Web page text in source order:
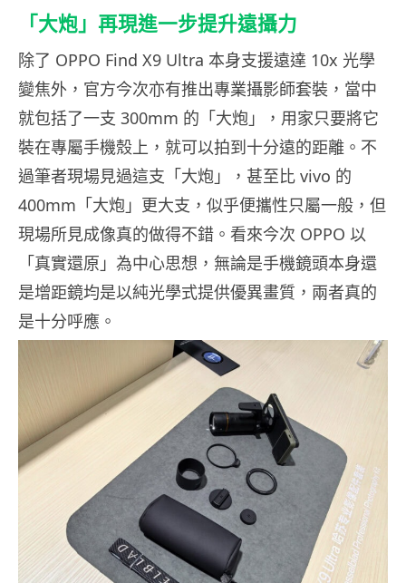
「大炮」再現進一步提升遠攝力
除了 OPPO Find X9 Ultra 本身支援遠達 10x 光學
變焦外，官方今次亦有推出專業攝影師套裝，當中
就包括了一支 300mm 的「大炮」，用家只要將它
裝在專屬手機殼上，就可以拍到十分遠的距離。不
過筆者現場見過這支「大炮」，甚至比 vivo 的
400mm「大炮」更大支，似乎便攜性只屬一般，但
現場所見成像真的做得不錯。看來今次 OPPO 以
「真實還原」為中心思想，無論是手機鏡頭本身還
是增距鏡均是以純光學式提供優異畫質，兩者真的
是十分呼應。